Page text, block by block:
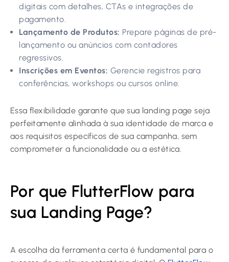
digitais com detalhes, CTAs e integrações de
pagamento.
Lançamento de Produtos: Prepare páginas de pré-
lançamento ou anúncios com contadores
regressivos.
Inscrições em Eventos: Gerencie registros para
conferências, workshops ou cursos online.
Essa flexibilidade garante que sua landing page seja
perfeitamente alinhada à sua identidade de marca e
aos requisitos específicos de sua campanha, sem
comprometer a funcionalidade ou a estética.
Por que FlutterFlow para
sua Landing Page?
A escolha da ferramenta certa é fundamental para o